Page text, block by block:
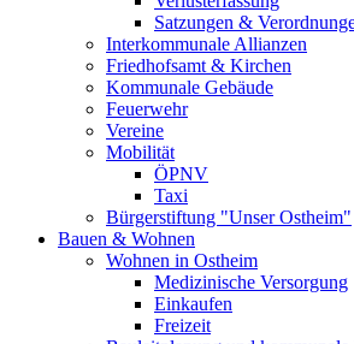
Satzungen &
Interkommunale Allianzen
Friedhofsamt & Kirchen
Kommunale Gebäude
Feuerwehr
Vereine
Mobilität
ÖPNV
Taxi
Bürgerstiftung "Unser Ostheim"
Bauen & Wohnen
Wohnen in Ostheim
Medizinische Versorgung
Einkaufen
Freizeit